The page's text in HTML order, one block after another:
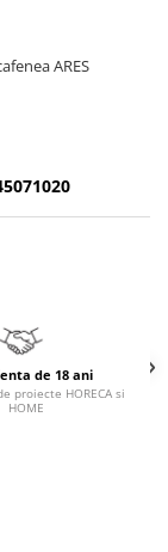
ARES
de 18 ani
proiecte HORECA si
HOME